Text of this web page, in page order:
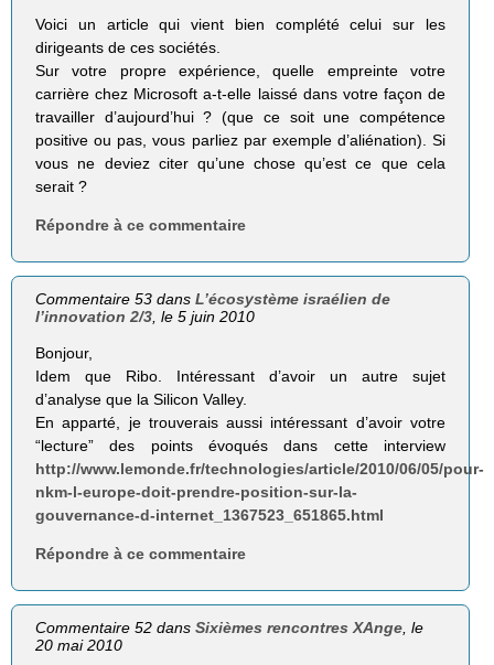
Voici un article qui vient bien complété celui sur les
dirigeants de ces sociétés.
Sur votre propre expérience, quelle empreinte votre
carrière chez Microsoft a-t-elle laissé dans votre façon de
travailler d’aujourd’hui ? (que ce soit une compétence
positive ou pas, vous parliez par exemple d’aliénation). Si
vous ne deviez citer qu’une chose qu’est ce que cela
serait ?
Répondre à ce commentaire
Commentaire 53 dansL’écosystème israélien de
l’innovation 2/3, le 5 juin 2010
Bonjour,
Idem que Ribo. Intéressant d’avoir un autre sujet
d’analyse que la Silicon Valley.
En apparté, je trouverais aussi intéressant d’avoir votre
“lecture” des points évoqués dans cette interview
http://www.lemonde.fr/technologies/article/2010/06/05/pour-
nkm-l-europe-doit-prendre-position-sur-la-
gouvernance-d-internet_1367523_651865.html
Répondre à ce commentaire
Commentaire 52 dansSixièmes rencontres XAnge , le
20 mai 2010